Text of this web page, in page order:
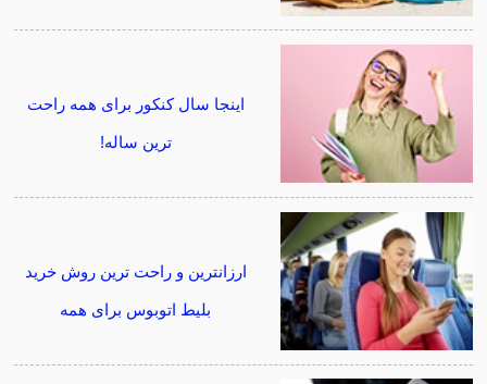
اینجا سال کنکور برای همه راحت
ترین ساله!
ارزانترین و راحت ترین روش خرید
بلیط اتوبوس برای همه